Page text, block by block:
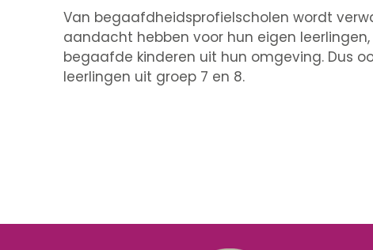
Van begaafdheidsprofielscholen wordt
aandacht hebben voor hun eigen
begaafde kinderen uit hun omgeving. Dus
leerlingen uit groep 7 en 8.